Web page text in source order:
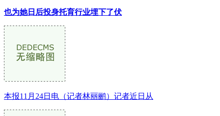
也为她日后投身托育行业埋下了伏
本报11月24日电（记者林丽鹂）记者近日从